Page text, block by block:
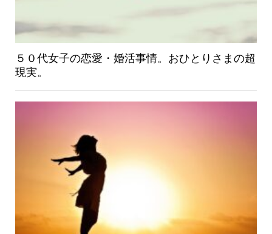
５０代女子の恋愛・婚活事情。おひとりさまの超
現実。